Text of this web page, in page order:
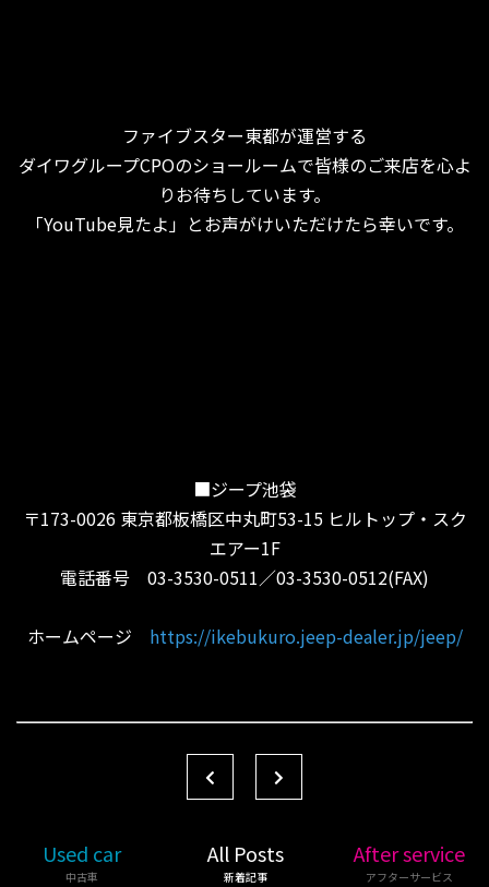
ファイブスター東都が運営する
ダイワグループCPOのショールームで皆様のご来店を心よ
りお待ちしています。
「YouTube見たよ」とお声がけいただけたら幸いです。
■ジープ池袋
〒173-0026 東京都板橋区中丸町53-15 ヒルトップ・スク
エアー1F
電話番号 03-3530-0511／03-3530-0512(FAX)
ホームページ https://ikebukuro.jeep-dealer.jp/jeep/
Used car
中古車
All Posts
新着記事
After service
アフターサービス